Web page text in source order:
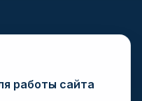
работы сайта